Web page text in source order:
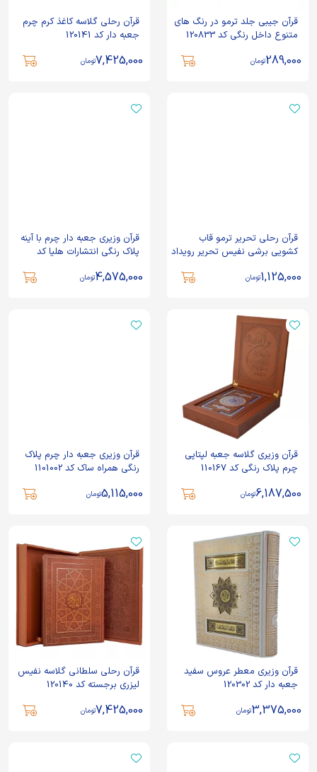
قرآن جیبی جلد ترمو در رنگ های
متنوع داخل رنگی کد 120833
289,000تومان
قرآن رحلی گلاسه کاغذ کرم چرم
جعبه دار کد 120141
7,425,000تومان
قرآن رحلی تحریر ترمو قاب
کشویی برشی نفیس تحریر رویداد
1,125,000تومان
قرآن وزیری جعبه دار چرم با آینه
پلاک رنگی انتشارات هلیا کد
4,575,000تومان
قرآن وزیری گلاسه جعبه لپتاپی
چرم پلاک رنگی کد 110167
6,187,500تومان
قرآن وزیری جعبه دار چرم پلاک
رنگی همراه ساک کد 1101002
5,115,000تومان
قرآن وزیری معطر عروس سفید
جعبه دار کد 120302
3,375,000تومان
قرآن رحلی سلطانی گلاسه نفیس
لیزری برجسته کد 120140
7,425,000تومان